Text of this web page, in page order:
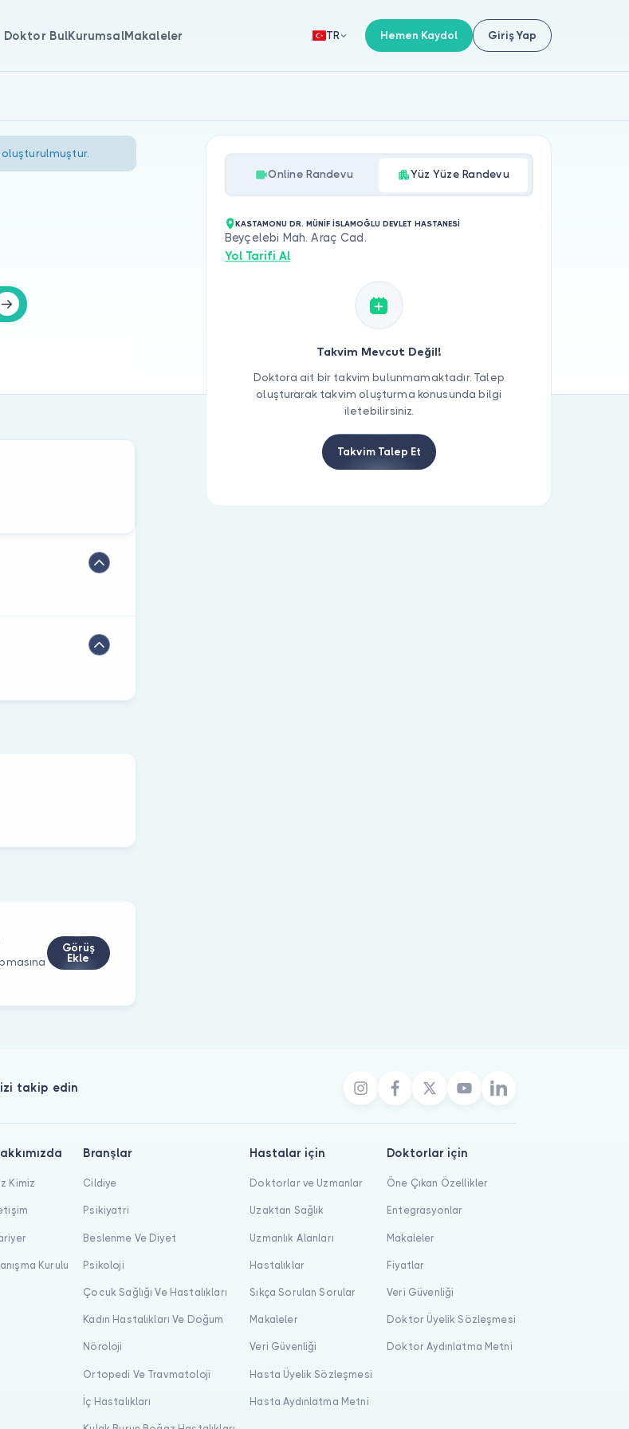
Doktor BulKurumsalMakaleler TR Hemen Kaydol Giriş Yap
Görüş
Ekle
Online Randevu Yüz Yüze Randevu
KASTAMONU DR. MÜNİF İSLAMOĞLU DEVLET HASTANESİ
Beyçelebi Mah. Araç Cad.
Yol Tarifi Al
Takvim Mevcut Değil!
Doktora ait bir takvim bulunmamaktadır. Talep
oluşturarak takvim oluşturma konusunda bilgi
iletebilirsiniz.
Takvim Talep Et
takip edin
Kimiz
Kurulu
Branşlar
Cildiye
Psikiyatri
Beslenme Ve Diyet
Psikoloji
Çocuk Sağlığı Ve Hastalıkları
Kadın Hastalıkları Ve Doğum
Nöroloji
Ortopedi Ve Travmatoloji
İç Hastalıkları
Hastalar için
Doktorlar ve Uzmanlar
Uzaktan Sağlık
Uzmanlık Alanları
Hastalıklar
Sıkça Sorulan Sorular
Makaleler
Veri Güvenliği
Hasta Üyelik Sözleşmesi
Hasta Aydınlatma Metni
Doktorlar için
Öne Çıkan Özellikler
Entegrasyonlar
Makaleler
Fiyatlar
Veri Güvenliği
Doktor Üyelik Sözleşmesi
Doktor Aydınlatma Metni